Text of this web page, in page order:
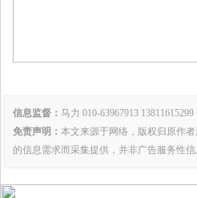
信息监督： 马力 010-63967913 13811615299
免责声明： 本文来源于网络，版权归原作
的信息需求而采集提供，并非广告服务性